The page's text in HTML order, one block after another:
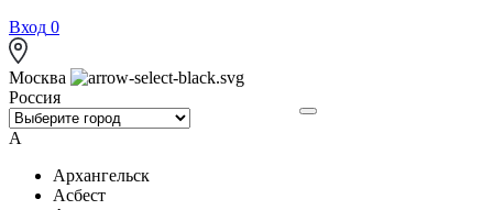
Вход 0
Москва
Россия
А
Архангельск
Асбест